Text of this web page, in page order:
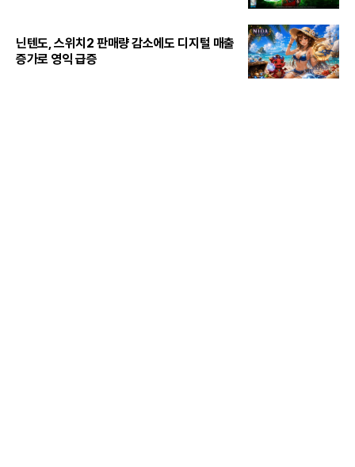
닌텐도, 스위치2 판매량 감소에도 디지털 매출
증가로 영익 급증